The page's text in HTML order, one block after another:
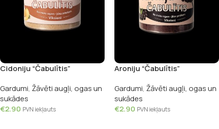
Cidoniju “Čabulītis”
Gardumi, Žāvēti augļi, ogas un
sukādes
€2.90 PVN iekļauts
Aroniju “Čabulītis”
Gardumi, Žāvēti augļi, ogas un
sukādes
€2.90 PVN iekļauts